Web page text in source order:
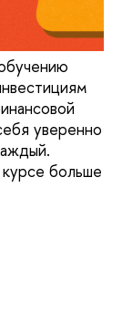
уверенно
больше